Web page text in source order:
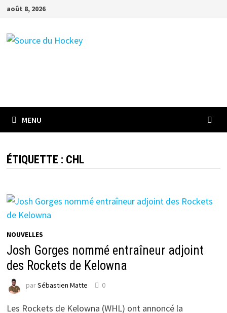
Passer
contenu
août 8, 2026
MENU
ÉTIQUETTE : CHL
NOUVELLES
Josh Gorges nommé entraîneur adjoint
des Rockets de Kelowna
parSébastien Matte 0
Les Rockets de Kelowna (WHL) ont annoncé la